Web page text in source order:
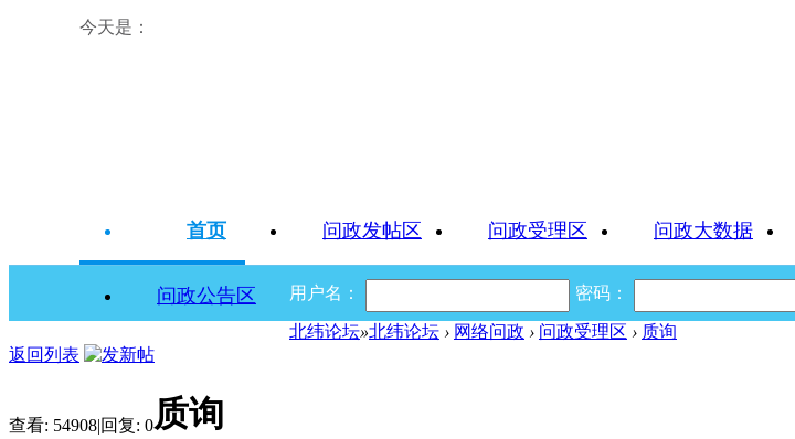
今天是：
首页 问政发帖区 问政受理区 问政大数据
问政公告区 用户名： 密码：
北纬论坛»北纬论坛 › 网络问政 › 问政受理区 › 质询
返回列表
查看: 54908|回复: 0质询